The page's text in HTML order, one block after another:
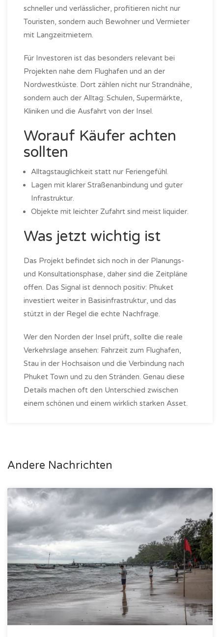
schneller und verlässlicher, profitieren nicht nur
Touristen, sondern auch Bewohner und Vermieter
mit Langzeitmietern.
Für Investoren ist das besonders relevant bei
Projekten nahe dem Flughafen und an der
Nordwestküste. Dort zählen nicht nur Strandnähe,
sondern auch der Alltag: Schulen, Supermärkte,
Kliniken und die Ausfahrt von der Insel.
Worauf Käufer achten
sollten
Alltagstauglichkeit statt nur Feriengefühl.
Lagen mit klarer Straßenanbindung und guter
Infrastruktur.
Objekte mit leichter Zufahrt sind meist liquider.
Was jetzt wichtig ist
Das Projekt befindet sich noch in der Planungs-
und Konsultationsphase, daher sind die Zeitpläne
offen. Das Signal ist dennoch positiv: Phuket
investiert weiter in Basisinfrastruktur, und das
stützt in der Regel die echte Nachfrage.
Wer den Norden der Insel prüft, sollte die reale
Verkehrslage ansehen: Fahrzeit zum Flughafen,
Stau in der Hochsaison und die Verbindung nach
Phuket Town und zu den Stränden. Genau diese
Details machen oft den Unterschied zwischen
einem schönen und einem wirklich starken Asset.
Andere Nachrichten